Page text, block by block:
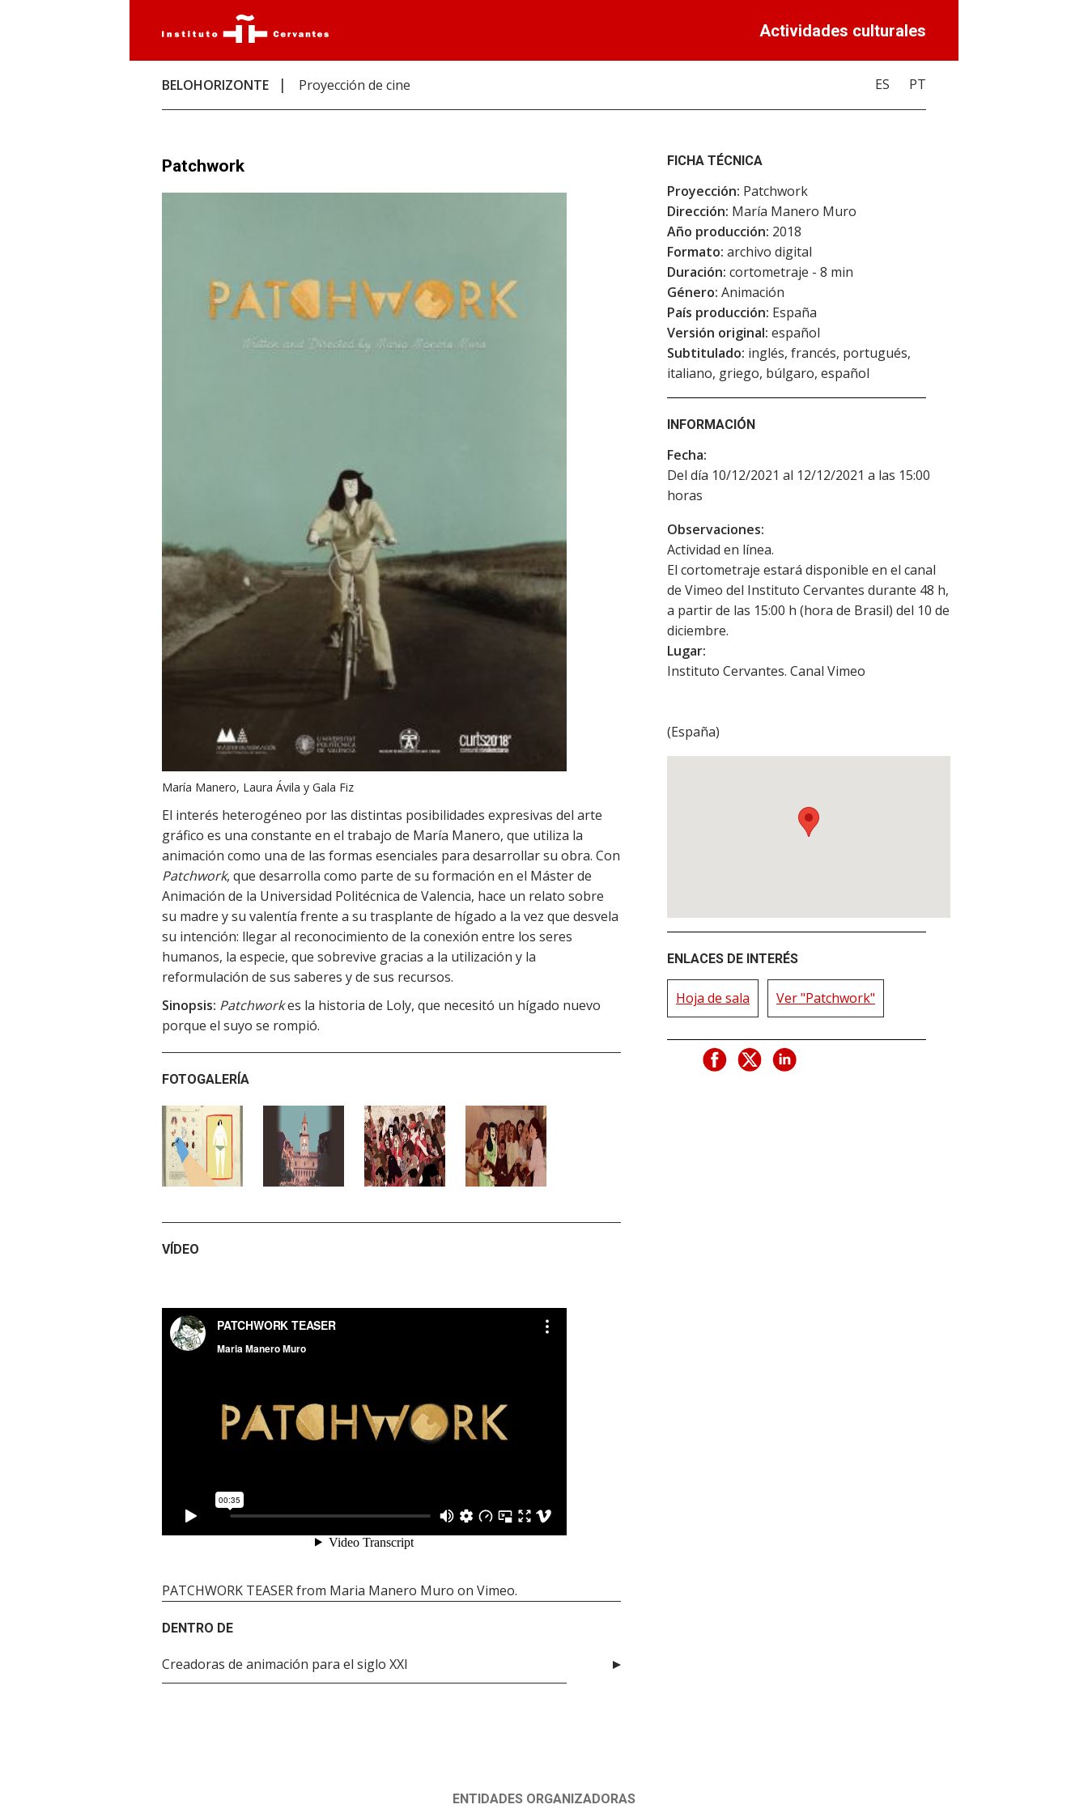
Actividades culturales
BELOHORIZONTE Proyección de cine ES PT
Patchwork
María Manero, Laura Ávila y Gala Fiz
El interés heterogéneo por las distintas posibilidades expresivas del arte
gráfico es una constante en el trabajo de María Manero, que utiliza la
animación como una de las formas esenciales para desarrollar su obra. Con
Patchwork, que desarrolla como parte de su formación en el Máster de
Animación de la Universidad Politécnica de Valencia, hace un relato sobre
su madre y su valentía frente a su trasplante de hígado a la vez que desvela
su intención: llegar al reconocimiento de la conexión entre los seres
humanos, la especie, que sobrevive gracias a la utilización y la
reformulación de sus saberes y de sus recursos.
Sinopsis: Patchworkes la historia de Loly, que necesitó un hígado nuevo
porque el suyo se rompió.
FOTOGALERÍA
VÍDEO
PATCHWORK TEASERfrom Maria Manero Muro on Vimeo.
DENTRO DE
Creadoras de animación para el siglo XXI
FICHA TÉCNICA
Proyección: Patchwork
Dirección: María Manero Muro
Año producción: 2018
Formato: archivo digital
Duración: cortometraje - 8 min
Género: Animación
País producción: España
Versión original: español
Subtitulado: inglés, francés, portugués,
italiano, griego, búlgaro, español
INFORMACIÓN
Fecha:
Del día 10/12/2021 al 12/12/2021 a las 15:00
horas
Observaciones:
Actividad en línea.
El cortometraje estará disponible en el canal
de Vimeo del Instituto Cervantes durante 48 h,
a partir de las 15:00 h (hora de Brasil) del 10 de
diciembre.
Lugar:
Instituto Cervantes. Canal Vimeo
(España)
ENLACES DE INTERÉS
Hoja de sala Ver "Patchwork"
ENTIDADES ORGANIZADORAS